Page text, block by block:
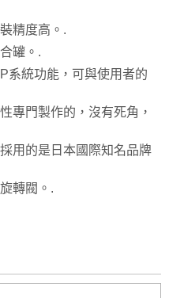
精度高。.
罐。.
系統功能，可與使用者的
專門製作的，沒有死角，
用的是日本國際知名品牌
轉閥。.